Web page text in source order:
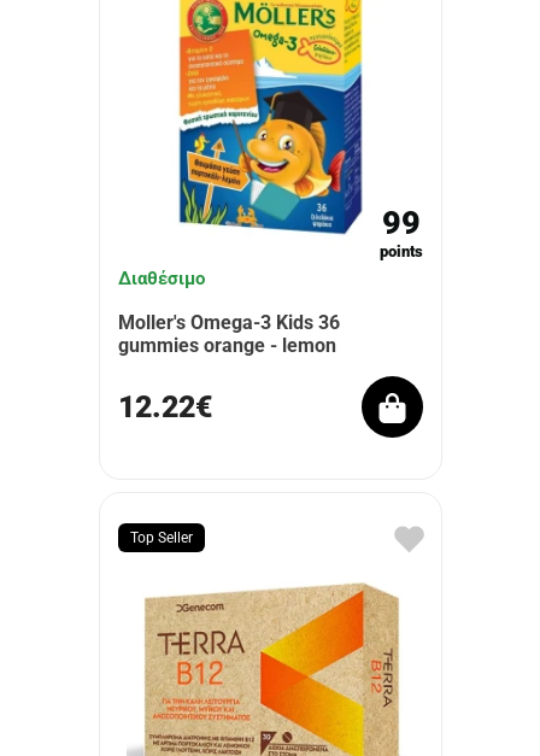
99
points
Διαθέσιμο
Moller's Omega-3 Kids 36
gummies orange - lemon
12.22€
Top Seller